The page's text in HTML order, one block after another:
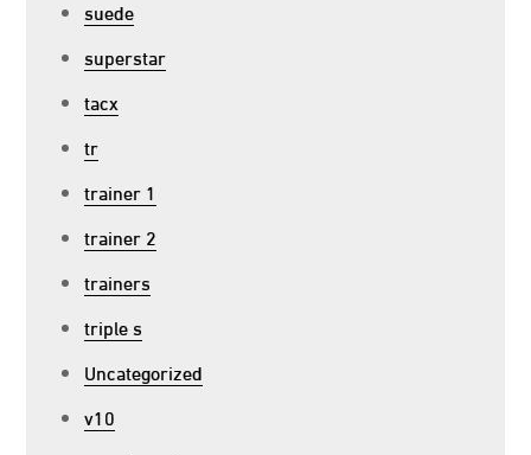
suede
superstar
tacx
tr
trainer 1
trainer 2
trainers
triple s
Uncategorized
v10